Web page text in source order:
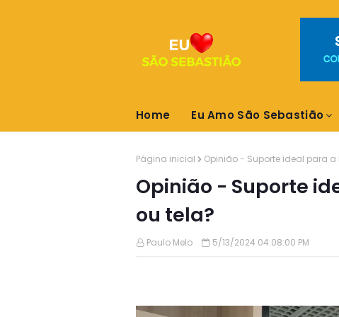
Home Eu Amo São Sebastião
Página inicial Opinião - Suporte ideal para a
Opinião - Suporte
ou tela?
Paulo Melo 5/13/2024 04:08:00 PM